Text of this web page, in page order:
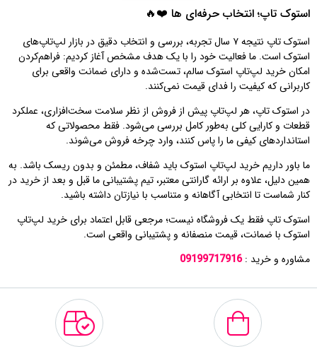
استوک تاپ؛ انتخاب حرفه‌ای‌ ها ❤️🔥
استوک تاپ نتیجه ۷ سال تجربه، بررسی و انتخاب دقیق در بازار لپ‌تاپ‌های
استوک است. ما فعالیت خود را با یک هدف مشخص آغاز کردیم: فراهم‌کردن
امکان خرید لپ‌تاپ استوک سالم، تست‌شده و دارای ضمانت واقعی برای
کاربرانی که کیفیت را فدای قیمت نمی‌کنند.
در استوک تاپ، هر لپ‌تاپ پیش از فروش از نظر سلامت سخت‌افزاری، عملکرد
قطعات و کارایی کلی به‌طور کامل بررسی می‌شود. فقط محصولاتی که
استانداردهای کیفی ما را پاس کنند، وارد چرخه فروش می‌شوند.
ما باور داریم خرید لپ‌تاپ استوک باید شفاف، مطمئن و بدون ریسک باشد. به
همین دلیل، علاوه بر ارائه گارانتی معتبر، تیم پشتیبانی ما قبل و بعد از خرید در
کنار شماست تا انتخابی آگاهانه و متناسب با نیازتان داشته باشید.
استوک تاپ فقط یک فروشگاه نیست؛ مرجعی قابل اعتماد برای خرید لپ‌تاپ
استوک با ضمانت، قیمت منصفانه و پشتیبانی واقعی است.
مشاوره و خرید :09199717916